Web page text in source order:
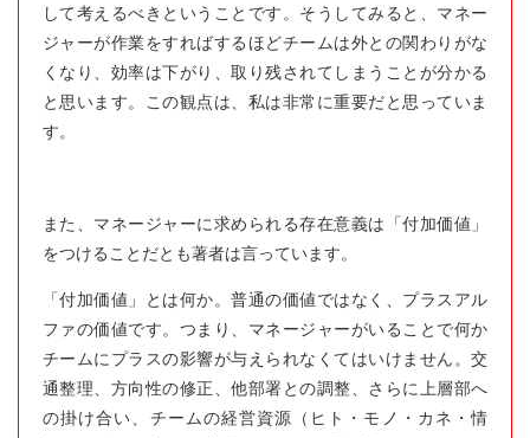
して考えるべきということです。そうしてみると、マネー
ジャーが作業をすればするほどチームは外との関わりがな
くなり、効率は下がり、取り残されてしまうことが分かる
と思います。この観点は、私は非常に重要だと思っていま
す。
また、マネージャーに求められる存在意義は「付加価値」
をつけることだとも著者は言っています。
「付加価値」とは何か。普通の価値ではなく、プラスアル
ファの価値です。つまり、マネージャーがいることで何か
チームにプラスの影響が与えられなくてはいけません。交
通整理、方向性の修正、他部署との調整、さらに上層部へ
の掛け合い、チームの経営資源（ヒト・モノ・カネ・情